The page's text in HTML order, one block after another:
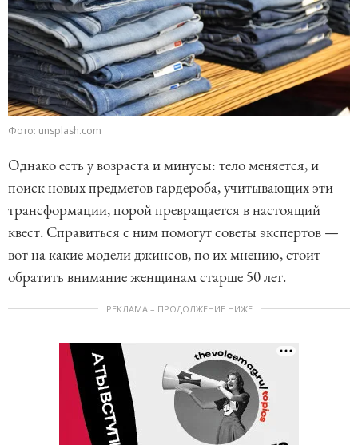
Фото: unsplash.com
Однако есть у возраста и минусы: тело меняется, и
поиск новых предметов гардероба, учитывающих эти
трансформации, порой превращается в настоящий
квест. Справиться с ним помогут советы экспертов —
вот на какие модели джинсов, по их мнению, стоит
обратить внимание женщинам старше 50 лет.
РЕКЛАМА – ПРОДОЛЖЕНИЕ НИЖЕ